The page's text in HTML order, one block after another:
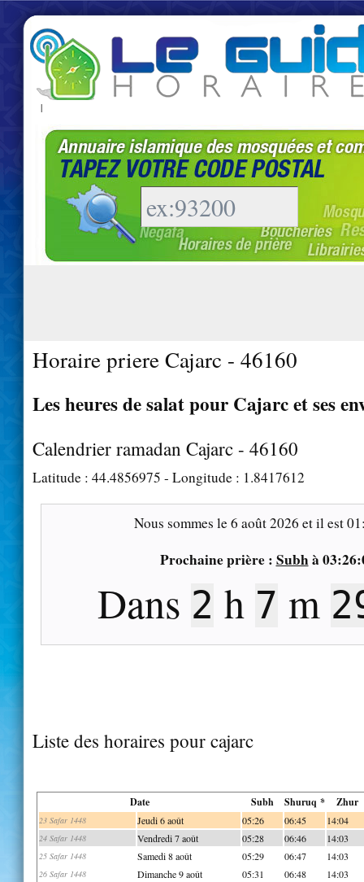
|
Horaire priere Cajarc - 46160
Les heures de salat pour Cajarc et ses
Calendrier ramadan Cajarc - 46160
Latitude : 44.4856975 - Longitude : 1.8417612
Nous sommes le6 août 2026 et il est
Prochaine prière : Subhà
Dans 2 h 7 m
Liste des horaires pour cajarc
Date Subh Shuruq * Zhur
23 Safar 1448 Jeudi 6 août 05:26 06:45 14:04
24 Safar 1448 Vendredi 7 août 05:28 06:46 14:03
25 Safar 1448 Samedi 8 août 05:29 06:47 14:03
26 Safar 1448 Dimanche 9 août 05:31 06:48 14:03